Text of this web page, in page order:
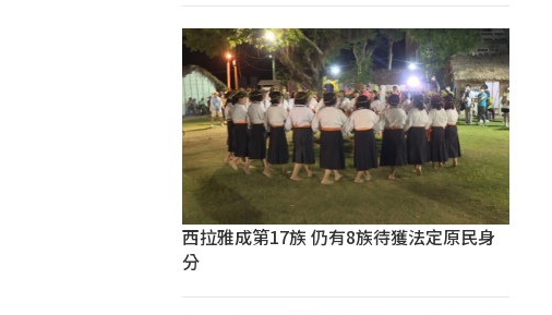
西拉雅成第17族 仍有8族待獲法定原民身
分